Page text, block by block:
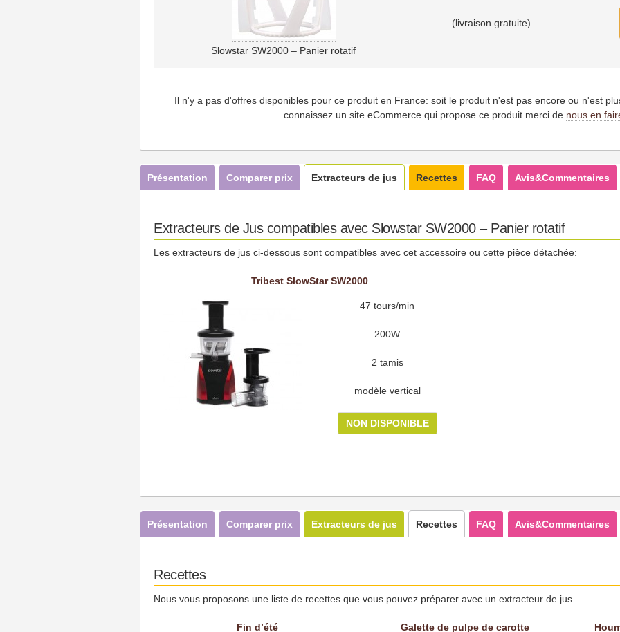
Slowstar SW2000 – Panier rotatif
(livraison gratuite)
Il n'y a pas d'offres disponibles pour ce produit en France: soit le produit n'est pas encore ou n'est
connaissez un site eCommerce qui propose ce produit merci de nous en
Présentation Comparer prix Extracteurs de jus Recettes FAQ Avis&Commentaires
Extracteurs de Jus compatibles avec Slowstar SW2000 – Panier rotatif
Les extracteurs de jus ci-dessous sont compatibles avec cet accessoire ou cette pièce détachée:
Tribest SlowStar SW2000
47 tours/min
200W
2 tamis
modèle vertical
NON DISPONIBLE
Présentation Comparer prix Extracteurs de jus Recettes FAQ Avis&Commentaires
Recettes
Nous vous proposons une liste de recettes que vous pouvez préparer avec un extracteur de jus.
Fin d’été Galette de pulpe de carotte